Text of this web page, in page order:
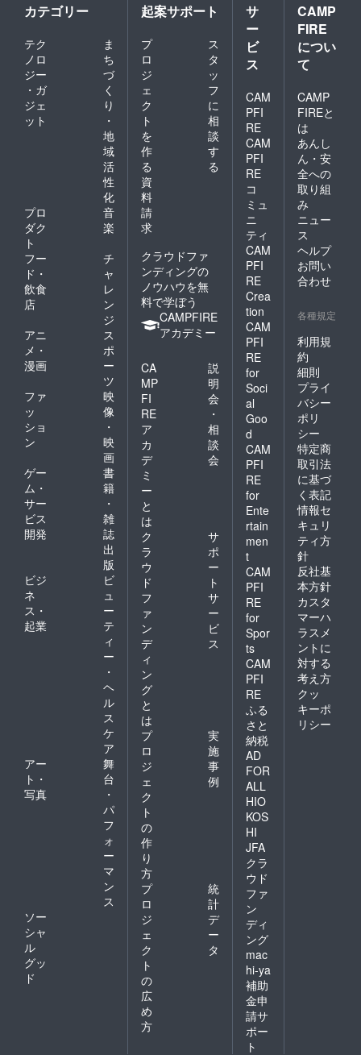
カテゴリー
テク
ノロ
ジー
・ガ
ジェ
ット
ま
ち
づ
く
り
・
地
域
活
性
化
プロ
ダク
ト
音
楽
フー
ド・
飲食
店
チ
ャ
レ
ン
ジ
アニ
メ・
漫画
ス
ポ
ー
ツ
ファ
ッ
ショ
ン
映
像
・
映
画
ゲー
ム・
サー
ビス
開発
書
籍
・
雑
誌
出
版
ビジ
ネ
ス・
起業
ビ
ュ
ー
テ
ィ
ー
・
ヘ
ル
ス
ケ
ア
アー
ト・
写真
舞
台
・
パ
フ
ォ
ー
マ
ン
ス
ソー
シャ
ル
グッ
ド
起案サポート
プ
ロ
ジ
ェ
ク
ト
を
作
る
ス
タ
ッ
フ
に
相
談
す
る
資
料
請
求
クラウドファ
ンディングの
ノウハウを無
料で学ぼう
CAMPFIRE
アカデミー
CA
MP
FI
RE
ア
カ
デ
ミ
ー
と
は
説
明
会
・
相
談
会
ク
ラ
ウ
ド
フ
ァ
ン
デ
ィ
ン
グ
と
は
サ
ポ
ー
ト
サ
ー
ビ
ス
プ
ロ
ジ
ェ
ク
ト
の
作
り
方
実
施
事
例
プ
ロ
ジ
ェ
ク
ト
の
広
め
方
統
計
デ
ー
タ
サ
ー
ビ
ス
CAM
PFI
RE
CAM
PFI
RE
コ
ミュ
ニ
ティ
CAM
PFI
RE
Crea
tion
CAM
PFI
RE
for
Soci
al
Goo
d
CAM
PFI
RE
for
Ente
rtain
men
t
CAM
PFI
RE
for
Spor
ts
CAM
PFI
RE
ふる
さと
納税
AD
FOR
ALL
HIO
KOS
HI
JFA
クラ
ウド
ファ
ン
ディ
ング
mac
hi-ya
補助
金申
請サ
ポー
ト
CAMP
FIRE
につい
て
CAMP
FIREと
は
あんし
ん・安
全への
取り組
み
ニュー
ス
ヘルプ
お問い
合わせ
各種規定
利用規
約
細則
プライ
バシー
ポリ
シー
特定商
取引法
に基づ
く表記
情報セ
キュリ
ティ方
針
反社基
本方針
カスタ
マーハ
ラスメ
ントに
対する
考え方
クッ
キーポ
リシー